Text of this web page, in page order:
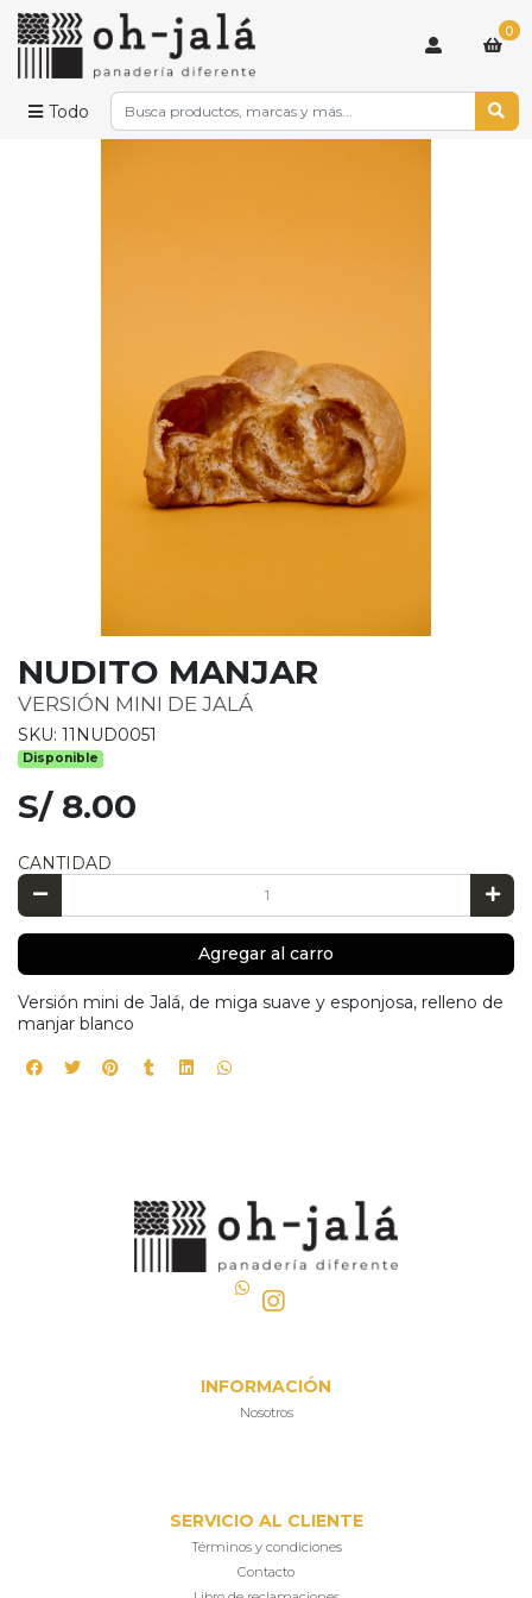
Todo
0
NUDITO MANJAR
VERSIÓN MINI DE JALÁ
SKU: 11NUD0051
Disponible
S/ 8.00
CANTIDAD
Agregar al carro
Versión mini de Jalá, de miga suave y esponjosa, relleno de
manjar blanco
INFORMACIÓN
Nosotros
SERVICIO AL CLIENTE
Términos y condiciones
Contacto